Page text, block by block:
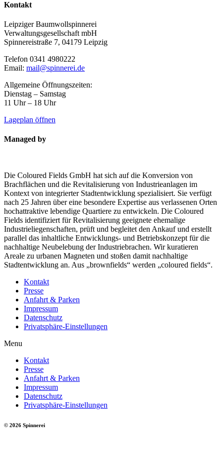
Kontakt
Leipziger Baumwollspinnerei
Verwaltungsgesellschaft mbH
Spinnereistraße 7, 04179 Leipzig
Telefon 0341 4980222
Email: mail@spinnerei.de
Allgemeine Öffnungszeiten:
Dienstag – Samstag
11 Uhr – 18 Uhr
Lageplan öffnen
Managed by
Die Coloured Fields GmbH hat sich auf die Konversion von
Brachflächen und die Revitalisierung von Industrieanlagen im
Kontext von integrierter Stadtentwicklung spezialisiert. Sie verfügt
nach 25 Jahren über eine besondere Expertise aus verlassenen Orten
hochattraktive lebendige Quartiere zu entwickeln. Die Coloured
Fields identifiziert für Revitalisierung geeignete ehemalige
Industrieliegenschaften, prüft und begleitet den Ankauf und erstellt
parallel das inhaltliche Entwicklungs- und Betriebskonzept für die
nachhaltige Neubelebung der Industriebrachen. Wir kuratieren
Areale zu urbanen Magneten und stoßen damit nachhaltige
Stadtentwicklung an. Aus „brownfields“ werden „coloured fields“.
Kontakt
Presse
Anfahrt & Parken
Impressum
Datenschutz
Privatsphäre-Einstellungen
Menu
Kontakt
Presse
Anfahrt & Parken
Impressum
Datenschutz
Privatsphäre-Einstellungen
© 2026 Spinnerei